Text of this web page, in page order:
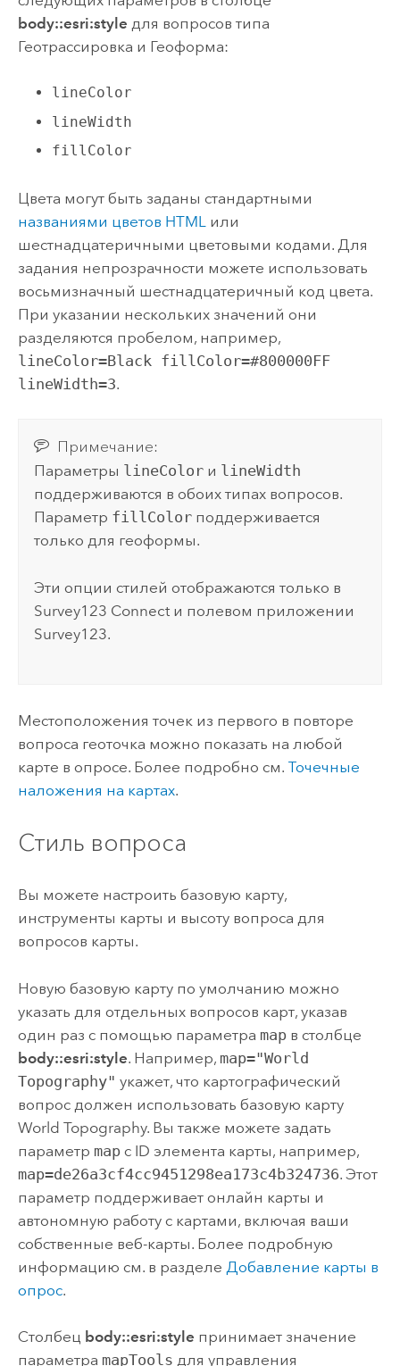
body::esri:style для вопросов типа
Геотрассировка и Геоформа:
lineColor
lineWidth
fillColor
Цвета могут быть заданы стандартными
названиями цветов HTML или
шестнадцатеричными цветовыми кодами. Для
задания непрозрачности можете использовать
восьмизначный шестнадцатеричный код цвета.
При указании нескольких значений они
разделяются пробелом, например,
lineColor=Black fillColor=#800000FF
lineWidth=3.
Примечание:
Параметры lineColor и lineWidth
поддерживаются в обоих типах вопросов.
Параметр fillColor поддерживается
только для геоформы.
Эти опции стилей отображаются только в
Survey123 Connect и полевом приложении
Survey123.
Местоположения точек из первого в повторе
вопроса геоточка можно показать на любой
карте в опросе. Более подробно см. Точечные
наложения на картах.
Стиль вопроса
Вы можете настроить базовую карту,
инструменты карты и высоту вопроса для
вопросов карты.
Новую базовую карту по умолчанию можно
указать для отдельных вопросов карт, указав
один раз с помощью параметра mapв столбце
body::esri:style. Например, map="World
Topography" укажет, что картографический
вопрос должен использовать базовую карту
World Topography. Вы также можете задать
параметр mapс ID элемента карты, например,
map=de26a3cf4cc9451298ea173c4b324736. Этот
параметр поддерживает онлайн карты и
автономную работу с картами, включая ваши
собственные веб-карты. Более подробную
информацию см. в разделе Добавление карты в
опрос.
Столбец body::esri:style принимает значение
параметра mapTools для управления